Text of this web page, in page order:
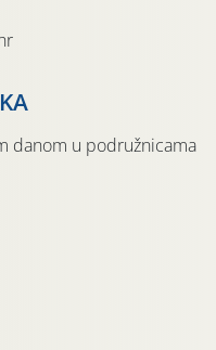
danom u podružnicama